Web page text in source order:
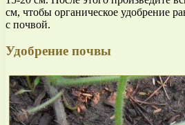
см, чтобы органическое удобрение
с почвой.
Удобрение почвы